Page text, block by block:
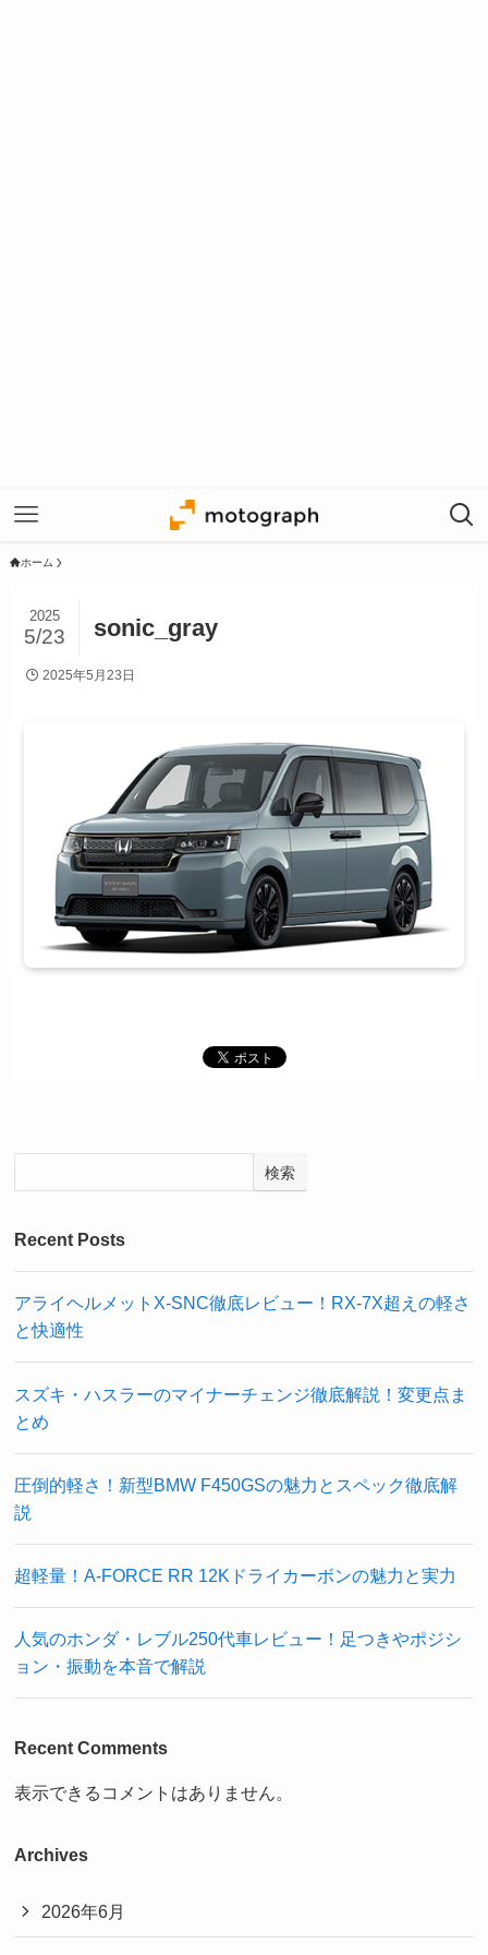
ホーム
sonic_gray
2025
5/23
2025年5月23日
検索
Recent Posts
アライヘルメットX-SNC徹底レビュー！RX-7X超えの軽さ
と快適性
スズキ・ハスラーのマイナーチェンジ徹底解説！変更点ま
とめ
圧倒的軽さ！新型BMW F450GSの魅力とスペック徹底解
説
超軽量！A-FORCE RR 12Kドライカーボンの魅力と実力
人気のホンダ・レブル250代車レビュー！足つきやポジシ
ョン・振動を本音で解説
Recent Comments
表示できるコメントはありません。
Archives
2026年6月